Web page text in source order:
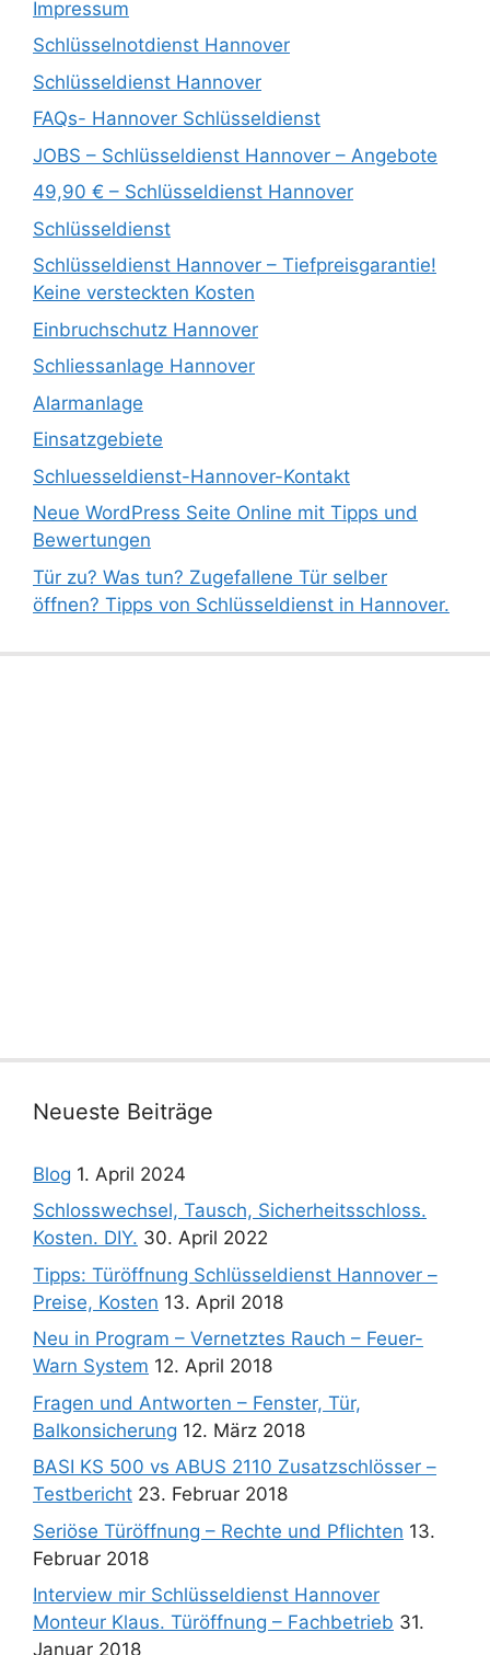
Impressum
Schlüsselnotdienst Hannover
Schlüsseldienst Hannover
FAQs- Hannover Schlüsseldienst
JOBS – Schlüsseldienst Hannover – Angebote
49,90 € – Schlüsseldienst Hannover
Schlüsseldienst
Schlüsseldienst Hannover – Tiefpreisgarantie!
Keine versteckten Kosten
Einbruchschutz Hannover
Schliessanlage Hannover
Alarmanlage
Einsatzgebiete
Schluesseldienst-Hannover-Kontakt
Neue WordPress Seite Online mit Tipps und
Bewertungen
Tür zu? Was tun? Zugefallene Tür selber
öffnen? Tipps von Schlüsseldienst in Hannover.
Neueste Beiträge
Blog 1. April 2024
Schlosswechsel, Tausch, Sicherheitsschloss.
Kosten. DIY. 30. April 2022
Tipps: Türöffnung Schlüsseldienst Hannover –
Preise, Kosten 13. April 2018
Neu in Program – Vernetztes Rauch – Feuer-
Warn System 12. April 2018
Fragen und Antworten – Fenster, Tür,
Balkonsicherung 12. März 2018
BASI KS 500 vs ABUS 2110 Zusatzschlösser –
Testbericht 23. Februar 2018
Seriöse Türöffnung – Rechte und Pflichten 13.
Februar 2018
Interview mir Schlüsseldienst Hannover
Monteur Klaus. Türöffnung – Fachbetrieb 31.
Januar 2018